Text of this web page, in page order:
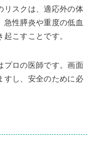
リスクは、適応外の体
急性膵炎や重度の低血
起こすことです。
プロの医師です。画面
すし、安全のために必